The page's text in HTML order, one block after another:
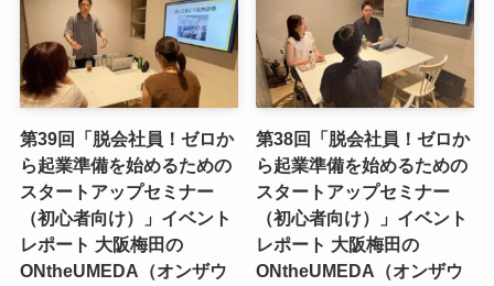
第39回「脱会社員！ゼロか
ら起業準備を始めるための
スタートアップセミナー
（初心者向け）」イベント
レポート 大阪梅田の
ONtheUMEDA（オンザウ
第38回「脱会社員！ゼロか
ら起業準備を始めるための
スタートアップセミナー
（初心者向け）」イベント
レポート 大阪梅田の
ONtheUMEDA（オンザウ